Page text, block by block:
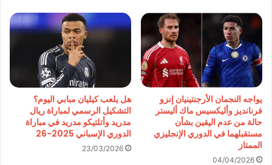
يواجه النجمان الأرجنتينيان إنزو
فرنانديز وأليكسيس ماك أليستر
حالة من عدم اليقين بشأن
مستقبلهما في الدوري الإنجليزي
الممتاز
04/04/2026
هل يلعب كيليان مبابي اليوم؟
التشكيل الرسمي لمباراة ريال
مدريد وأتلتيكو مدريد في مباراة
الدوري الإسباني 2025-26
23/03/2026